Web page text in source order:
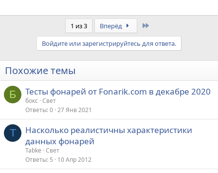
1 из 3 Вперёд
Войдите или зарегистрируйтесь для ответа.
Похожие темы
Б Тесты фонарей от Fonarik.com в декабре 2020
бокс Свет
Ответы 0 27 Янв 2021
T
Насколько реалистичны характеристики
данных фонарей
Tabke Свет
Ответы 5 10 Апр 2012